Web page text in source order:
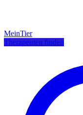
MeinTier
Therapeuten finden